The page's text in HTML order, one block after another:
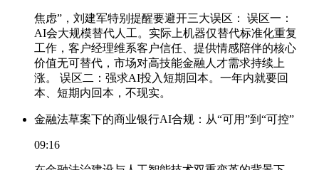
焦虑”，刘建军特别提醒要避开三大误区： 误区一：
AI会大规模替代人工。实际上机器仅替代标准化重复
工作，客户经理维系客户信任、提供情感陪伴的核心
价值无可替代，市场对高技能金融人才需求持续上
涨。 误区二：强求AI投入短期回本。一年内就要回
本、短期内回本，不现实。
金融法草案下的商业银行AI合规：从“可用”到“可控”
09:16